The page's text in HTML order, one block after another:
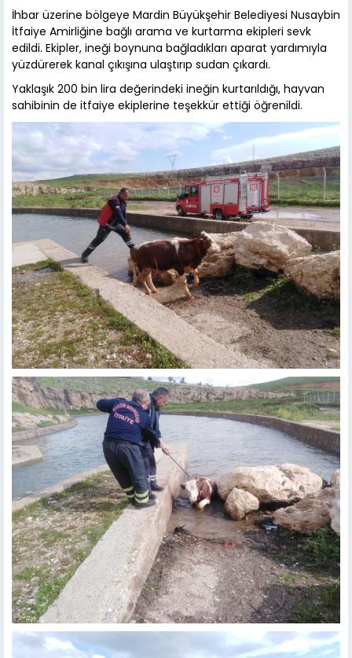
İhbar üzerine bölgeye Mardin Büyükşehir Belediyesi Nusaybin
İtfaiye Amirliğine bağlı arama ve kurtarma ekipleri sevk
edildi. Ekipler, ineği boynuna bağladıkları aparat yardımıyla
yüzdürerek kanal çıkışına ulaştırıp sudan çıkardı.
Yaklaşık 200 bin lira değerindeki ineğin kurtarıldığı, hayvan
sahibinin de itfaiye ekiplerine teşekkür ettiği öğrenildi.